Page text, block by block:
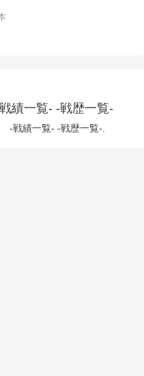
績一覧- -戦歴一覧-
-戦績一覧- -戦歴一覧-.